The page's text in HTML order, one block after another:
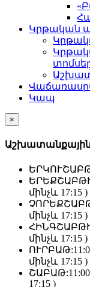
Կրթական
Կապ
×
մինչև 17:15 )
մինչև 17:15 )
մինչև 17:15 )
ՈՒՐԲԱԹ:
մինչև 17:15 )
ՇԱԲԱԹ:
17:15 )